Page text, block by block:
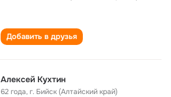
Добавить в друзья
Алексей Кухтин
62 года,г. Бийск (Алтайский край)